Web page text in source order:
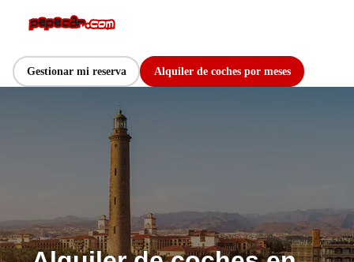
Gestionar mi reserva Alquiler de coches por meses